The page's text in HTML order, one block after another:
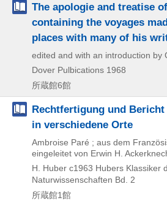
The apologie and treatise
containing the voyages
places with many of his
edited and with an introduction by
Dover Pulbications 1968
所蔵館6館
Rechtfertigung und Bericht
in verschiedene Orte
Ambroise Paré ; aus dem
eingeleitet von Erwin H.
H. Huber c1963 Hubers Klassiker
Naturwissenschaften Bd. 2
所蔵館1館